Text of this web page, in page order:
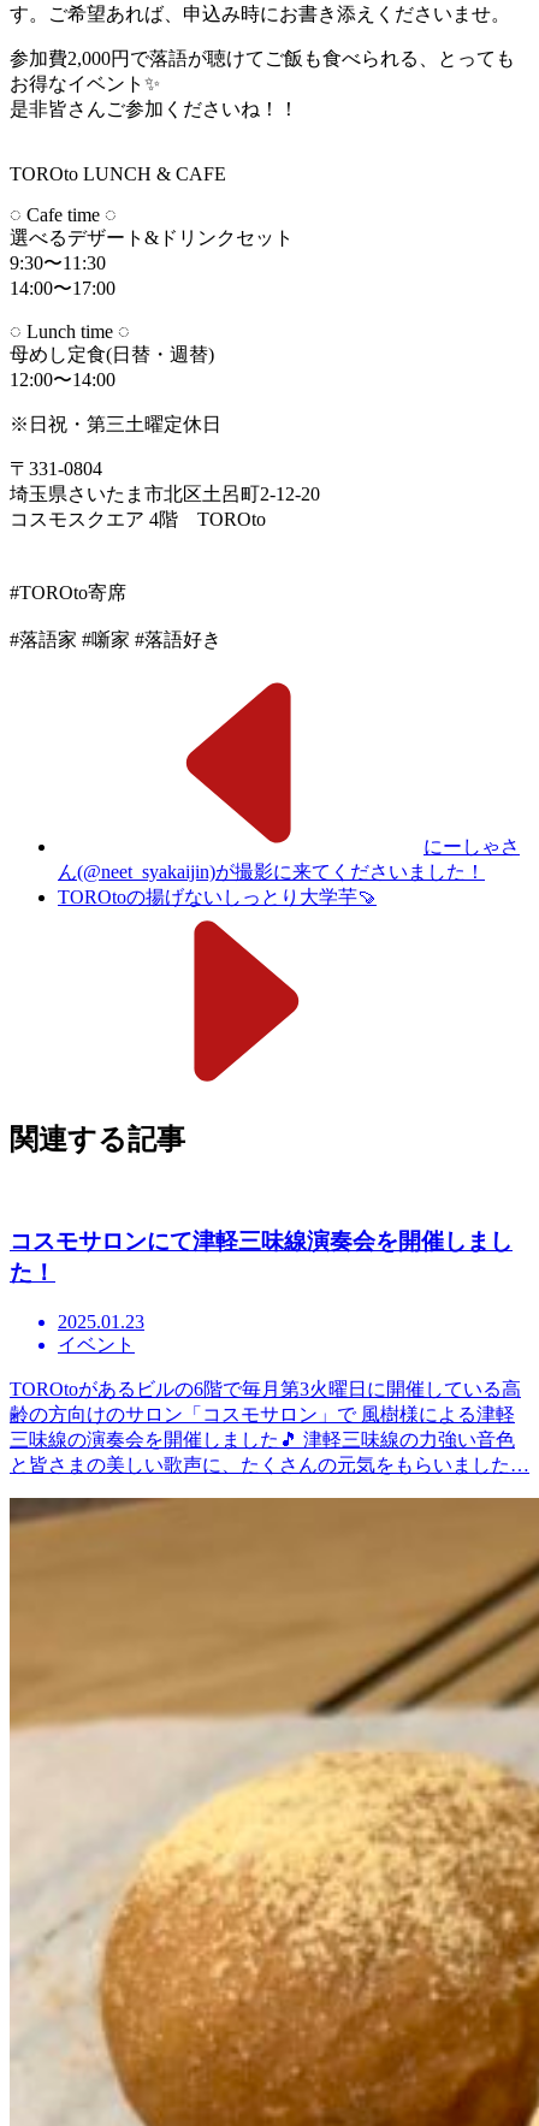
す。ご希望あれば、申込み時にお書き添えくださいませ。
参加費2,000円で落語が聴けてご飯も食べられる、とっても
お得なイベント✨
是非皆さんご参加くださいね！！
TOROto LUNCH & CAFE
◌ Cafe time ◌
選べるデザート&ドリンクセット
9:30〜11:30
14:00〜17:00
◌ Lunch time ◌
母めし定食(日替・週替)
12:00〜14:00
※日祝・第三土曜定休日
〒331-0804
埼玉県さいたま市北区土呂町2-12-20
コスモスクエア 4階 TOROto
#TOROto寄席
#落語家 #噺家 #落語好き
にーしゃさ
ん(@neet_syakaijin)が撮影に来てくださいました！
TOROtoの揚げないしっとり大学芋🍠
関連する記事
コスモサロンにて津軽三味線演奏会を開催しまし
た！
2025.01.23
イベント
TOROtoがあるビルの6階で毎月第3火曜日に開催している高
齢の方向けのサロン「コスモサロン」で 風樹様による津軽
三味線の演奏会を開催しました🎵 津軽三味線の力強い音色
と皆さまの美しい歌声に、たくさんの元気をもらいました…